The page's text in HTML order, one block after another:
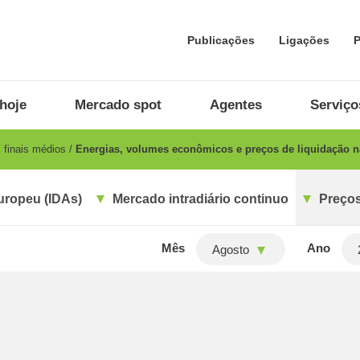
Publicações Ligações
Mercado spot Agentes
médios Energias, volumes econômicos e preços de liquidação
(IDAs) Mercado intradiário continuo
Mês Agosto Ano